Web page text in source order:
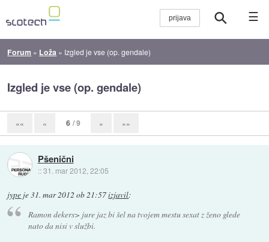
☰
Forum » Loža » Izgled je vse (op. gendale)
Izgled je vse (op. gendale)
«« « 6 / 9 » »»
Pšenični
::31. mar 2012, 22:05
jype je31. mar 2012 ob 21:57izjavil:
Ramon dekers> jure jaz bi šel na tvojem mestu sexat z ženo glede
nato da nisi v službi.